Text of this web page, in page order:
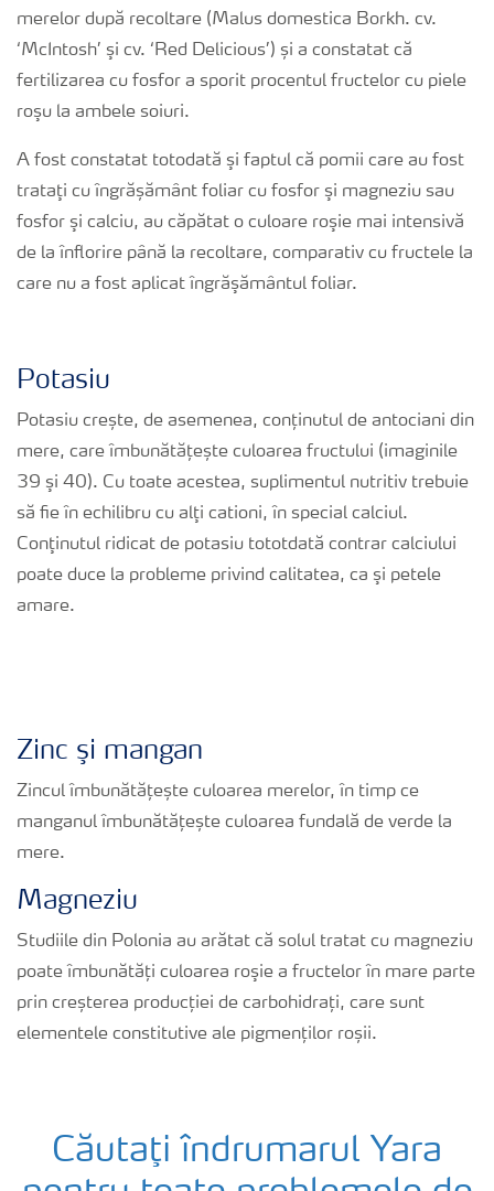
merelor după recoltare (Malus domestica Borkh. cv.
‘McIntosh’ şi cv. ‘Red Delicious’) și a constatat că
fertilizarea cu fosfor a sporit procentul fructelor cu piele
roşu la ambele soiuri.
A fost constatat totodată şi faptul că pomii care au fost
trataţi cu îngrășământ foliar cu fosfor şi magneziu sau
fosfor şi calciu, au căpătat o culoare roşie mai intensivă
de la înflorire până la recoltare, comparativ cu fructele la
care nu a fost aplicat îngrăşământul foliar.
Potasiu
Potasiu crește, de asemenea, conținutul de antociani din
mere, care îmbunătățește culoarea fructului (imaginile
39 şi 40). Cu toate acestea, suplimentul nutritiv trebuie
să fie în echilibru cu alţi cationi, în special calciul.
Conţinutul ridicat de potasiu tototdată contrar calciului
poate duce la probleme privind calitatea, ca şi petele
amare.
Zinc şi mangan
Zincul îmbunătățește culoarea merelor, în timp ce
manganul îmbunătățește culoarea fundală de verde la
mere.
Magneziu
Studiile din Polonia au arătat că solul tratat cu magneziu
poate îmbunătăți culoarea roşie a fructelor în mare parte
prin creșterea producției de carbohidrați, care sunt
elementele constitutive ale pigmenților roșii.
Căutaţi îndrumarul Yara